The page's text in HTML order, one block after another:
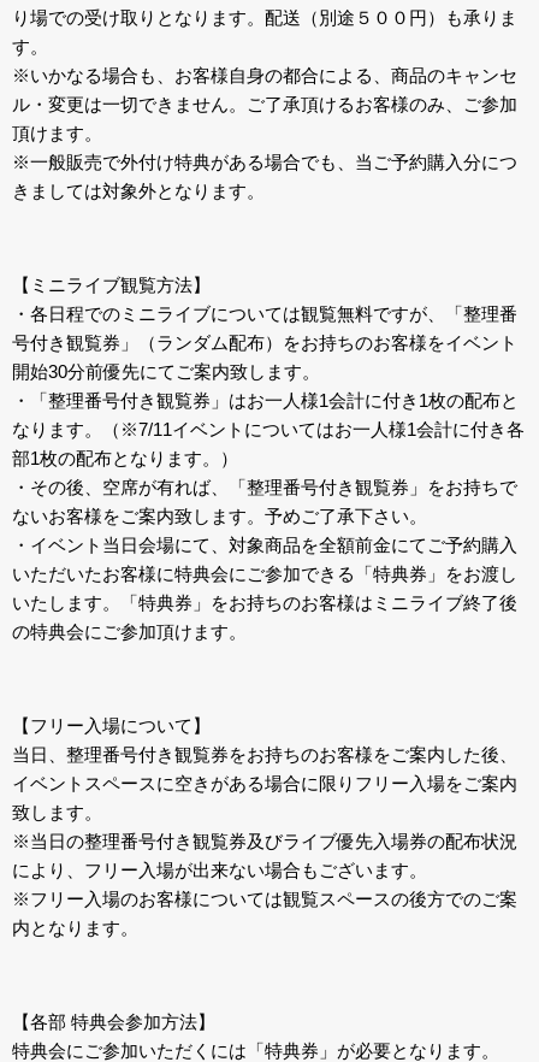
り場での受け取りとなります。配送（別途５００円）も承りま
す。
※いかなる場合も、お客様自身の都合による、商品のキャンセ
ル・変更は一切できません。ご了承頂けるお客様のみ、ご参加
頂けます。
※一般販売で外付け特典がある場合でも、当ご予約購入分につ
きましては対象外となります。
【ミニライブ観覧方法】
・各日程でのミニライブについては観覧無料ですが、「整理番
号付き観覧券」（ランダム配布）をお持ちのお客様をイベント
開始30分前優先にてご案内致します。
・「整理番号付き観覧券」はお一人様1会計に付き1枚の配布と
なります。（※7/11イベントについてはお一人様1会計に付き各
部1枚の配布となります。）
・その後、空席が有れば、「整理番号付き観覧券」をお持ちで
ないお客様をご案内致します。予めご了承下さい。
・イベント当日会場にて、対象商品を全額前金にてご予約購入
いただいたお客様に特典会にご参加できる「特典券」をお渡し
いたします。「特典券」をお持ちのお客様はミニライブ終了後
の特典会にご参加頂けます。
【フリー入場について】
当日、整理番号付き観覧券をお持ちのお客様をご案内した後、
イベントスペースに空きがある場合に限りフリー入場をご案内
致します。
※当日の整理番号付き観覧券及びライブ優先入場券の配布状況
により、フリー入場が出来ない場合もございます。
※フリー入場のお客様については観覧スペースの後方でのご案
内となります。
【各部 特典会参加方法】
特典会にご参加いただくには「特典券」が必要となります。